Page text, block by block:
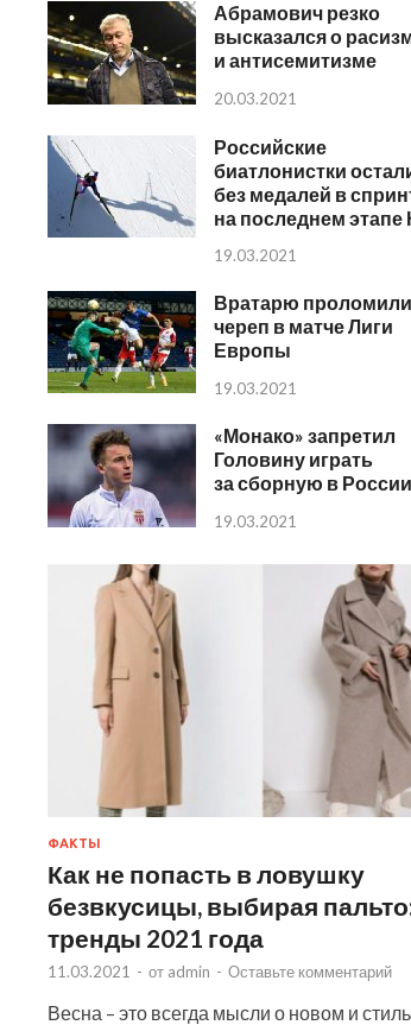
Абрамович резко
высказался о
и антисемитизме
20.03.2021
Российские
биатлонистки
без медалей в
на последнем этапе
19.03.2021
Вратарю проломили
череп в матче Лиги
Европы
19.03.2021
«Монако» запретил
Головину играть
за сборную в России
19.03.2021
ФАКТЫ
Как не попасть в ловушку
безвкусицы, выбирая
тренды 2021 года
11.03.2021 - от admin - Оставьте комментарий
Весна – это всегда мысли о новом и